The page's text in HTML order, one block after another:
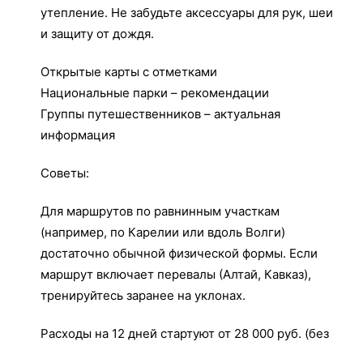
утепление. Не забудьте аксессуары для рук, шеи
и защиту от дождя.
Открытые карты с отметками
Национальные парки – рекомендации
Группы путешественников – актуальная
информация
Советы:
Для маршрутов по равнинным участкам
(например, по Карелии или вдоль Волги)
достаточно обычной физической формы. Если
маршрут включает перевалы (Алтай, Кавказ),
тренируйтесь заранее на уклонах.
Расходы на 12 дней стартуют от 28 000 руб. (без